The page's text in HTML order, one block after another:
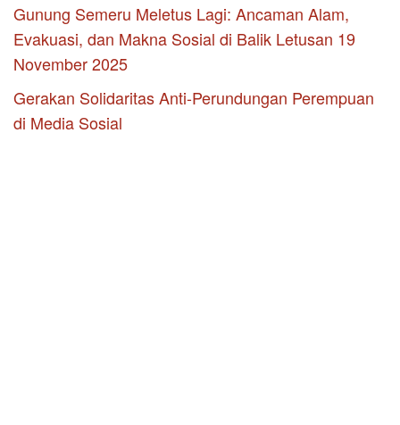
Gunung Semeru Meletus Lagi: Ancaman Alam,
Evakuasi, dan Makna Sosial di Balik Letusan 19
November 2025
Gerakan Solidaritas Anti-Perundungan Perempuan
di Media Sosial